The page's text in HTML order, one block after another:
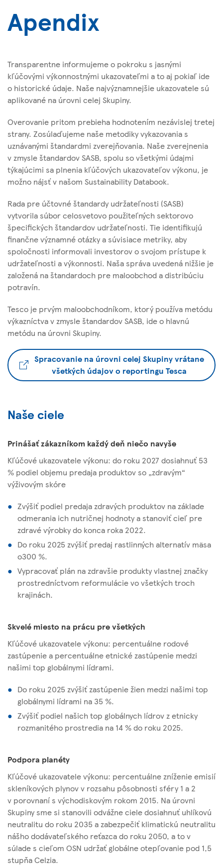
Apendix
Transparentne informujeme o pokroku s jasnými
kľúčovými výkonnostnými ukazovateľmi a to aj pokiaľ ide
o historické údaje. Naše najvýznamnejšie ukazovatele sú
aplikované na úrovni celej Skupiny.
Overovanie pritom prebieha hodnotením nezávislej tretej
strany. Zosúlaďujeme naše metodiky vykazovania s
uznávanými štandardmi zverejňovania. Naše zverejnenia
v zmysle štandardov SASB, spolu so všetkými údajmi
týkajúcimi sa plnenia kľúčových ukazovateľov výkonu, je
možno nájsť v našom Sustainability Databook.
Rada pre účtovné štandardy udržateľnosti (SASB)
vytvorila súbor celosvetovo použiteľných sektorovo
špecifických štandardov udržateľnosti. Tie identifikujú
finančne významné otázky a súvisiace metriky, aby
spoločnosti informovali investorov o svojom prístupe k
udržateľnosti a výkonnosti. Naša správa uvedená nižšie je
založená na štandardoch pre maloobchod a distribúciu
potravín.
Tesco je prvým maloobchodníkom, ktorý používa metódu
výkazníctva v zmysle štandardov SASB, ide o hlavnú
metódu na úrovni Skupiny.
Spracovanie na úrovni celej Skupiny vrátane
všetkých údajov o reportingu Tesca
Naše ciele
Prinášať zákazníkom každý deň niečo navyše
Kľúčové ukazovatele výkonu: do roku 2027 dosiahnuť 53
% podiel objemu predaja produktov so „zdravým“
výživovým skóre
Zvýšiť podiel predaja zdravých produktov na základe
odmerania ich nutričnej hodnoty a stanoviť cieľ pre
zdravé výrobky do konca roka 2022.
Do roku 2025 zvýšiť predaj rastlinných alternatív mäsa
o300 %.
Vypracovať plán na zdravšie produkty vlastnej značky
prostredníctvom reformulácie vo všetkých troch
krajinách.
Skvelé miesto na prácu pre všetkých
Kľúčové ukazovatele výkonu: percentuálne rodové
zastúpenie a percentuálne etnické zastúpenie medzi
našimi top globálnymi lídrami.
Do roku 2025 zvýšiť zastúpenie žien medzi našimi top
globálnymi lídrami na 35 %.
Zvýšiť podiel našich top globálnych lídrov z etnicky
rozmanitého prostredia na 14 % do roku 2025.
Podpora planéty
Kľúčové ukazovatele výkonu: percentuálne zníženie emisií
skleníkových plynov v rozsahu pôsobnosti sféry 1 a 2
v porovnaní s východiskovým rokom 2015. Na úrovni
Skupiny sme si stanovili odvážne ciele dosiahnuť uhlíkovú
neutralitu do roku 2035 a zabezpečiť klimatickú neutralitu
nášho dodávateľského reťazca do roku 2050, a to v
súlade s cieľom OSN udržať globálne otepľovanie pod 1,5
stupňa Celzia.